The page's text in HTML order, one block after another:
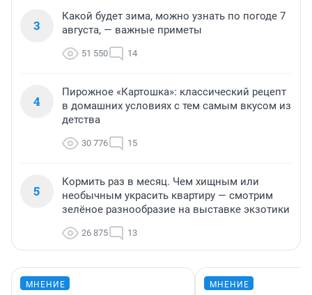
3
Какой будет зима, можно узнать по погоде 7
августа, — важные приметы
51 550 14
4
Пирожное «Картошка»: классический рецепт
в домашних условиях с тем самым вкусом из
детства
30 776 15
5
Кормить раз в месяц. Чем хищным или
необычным украсить квартиру — смотрим
зелёное разнообразие на выставке экзотики
26 875 13
МНЕНИЕ МНЕНИЕ